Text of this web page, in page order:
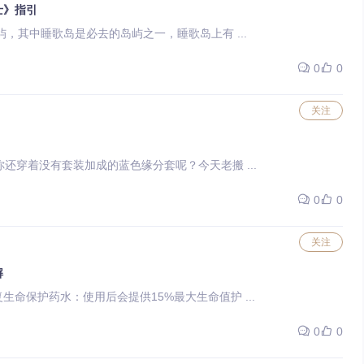
指引
许多岛屿，其中睡歌岛是必去的岛屿之一，睡歌岛上有 ...
0 0
关注
穿着没有套装加成的蓝色缘分套呢？今天老搬 ...
0 0
关注
命保护药水：使用后会提供15%最大生命值护 ...
0 0